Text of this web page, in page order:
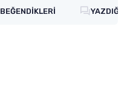
BEĞENDIKLERI YAZDIĞI